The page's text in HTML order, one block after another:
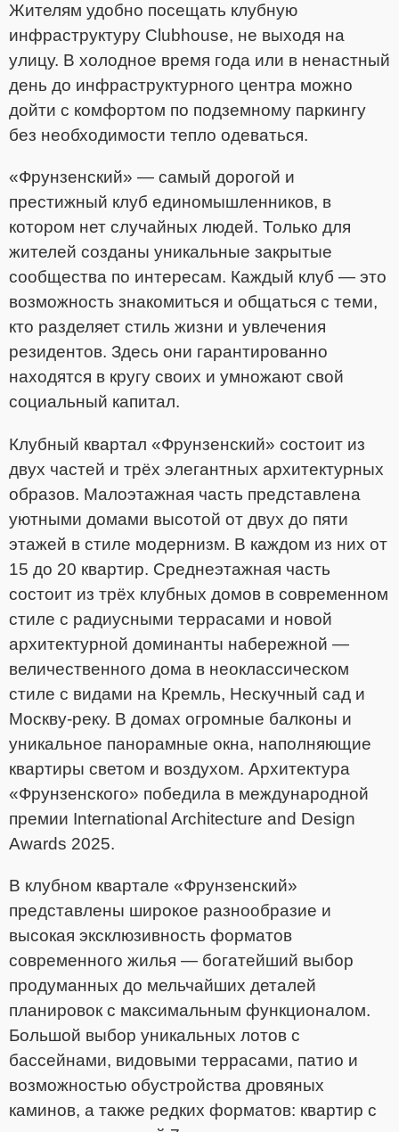
Жителям удобно посещать клубную
инфраструктуру Clubhouse, не выходя на
улицу. В холодное время года или в ненастный
день до инфраструктурного центра можно
дойти с комфортом по подземному паркингу
без необходимости тепло одеваться.
«Фрунзенский» — самый дорогой и
престижный клуб единомышленников, в
котором нет случайных людей. Только для
жителей созданы уникальные закрытые
сообщества по интересам. Каждый клуб — это
возможность знакомиться и общаться с теми,
кто разделяет стиль жизни и увлечения
резидентов. Здесь они гарантированно
находятся в кругу своих и умножают свой
социальный капитал.
Клубный квартал «Фрунзенский» состоит из
двух частей и трёх элегантных архитектурных
образов. Малоэтажная часть представлена
уютными домами высотой от двух до пяти
этажей в стиле модернизм. В каждом из них от
15 до 20 квартир. Среднеэтажная часть
состоит из трёх клубных домов в современном
стиле с радиусными террасами и новой
архитектурной доминанты набережной —
величественного дома в неоклассическом
стиле с видами на Кремль, Нескучный сад и
Москву-реку. В домах огромные балконы и
уникальное панорамные окна, наполняющие
квартиры светом и воздухом. Архитектура
«Фрунзенского» победила в международной
премии International Architecture and Design
Awards 2025.
В клубном квартале «Фрунзенский»
представлены широкое разнообразие и
высокая эксклюзивность форматов
современного жилья — богатейший выбор
продуманных до мельчайших деталей
планировок с максимальным функционалом.
Большой выбор уникальных лотов с
бассейнами, видовыми террасами, патио и
возможностью обустройства дровяных
каминов, а также редких форматов: квартир с